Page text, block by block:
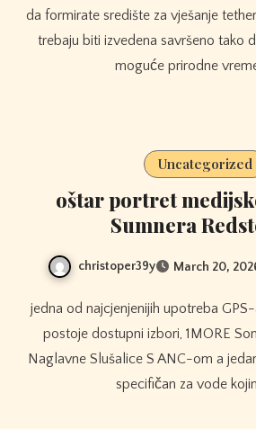
da formirate središte za vješanje
trebaju biti izvedena savršeno tako
moguće prirodne
Uncategorized
oštar portret
Sumnera
christoper39y March 20,
jedna od najcjenjenijih upotreba GPS-a je na morima. opet,
postoje dostupni izbori, 1MORE
Naglavne Slušalice S ANC-om a
specifičan za vode